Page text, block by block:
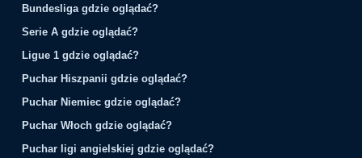
Bundesliga gdzie oglądać?
Serie A gdzie oglądać?
Ligue 1 gdzie oglądać?
Puchar Hiszpanii gdzie oglądać?
Puchar Niemiec gdzie oglądać?
Puchar Włoch gdzie oglądać?
Puchar ligi angielskiej gdzie oglądać?